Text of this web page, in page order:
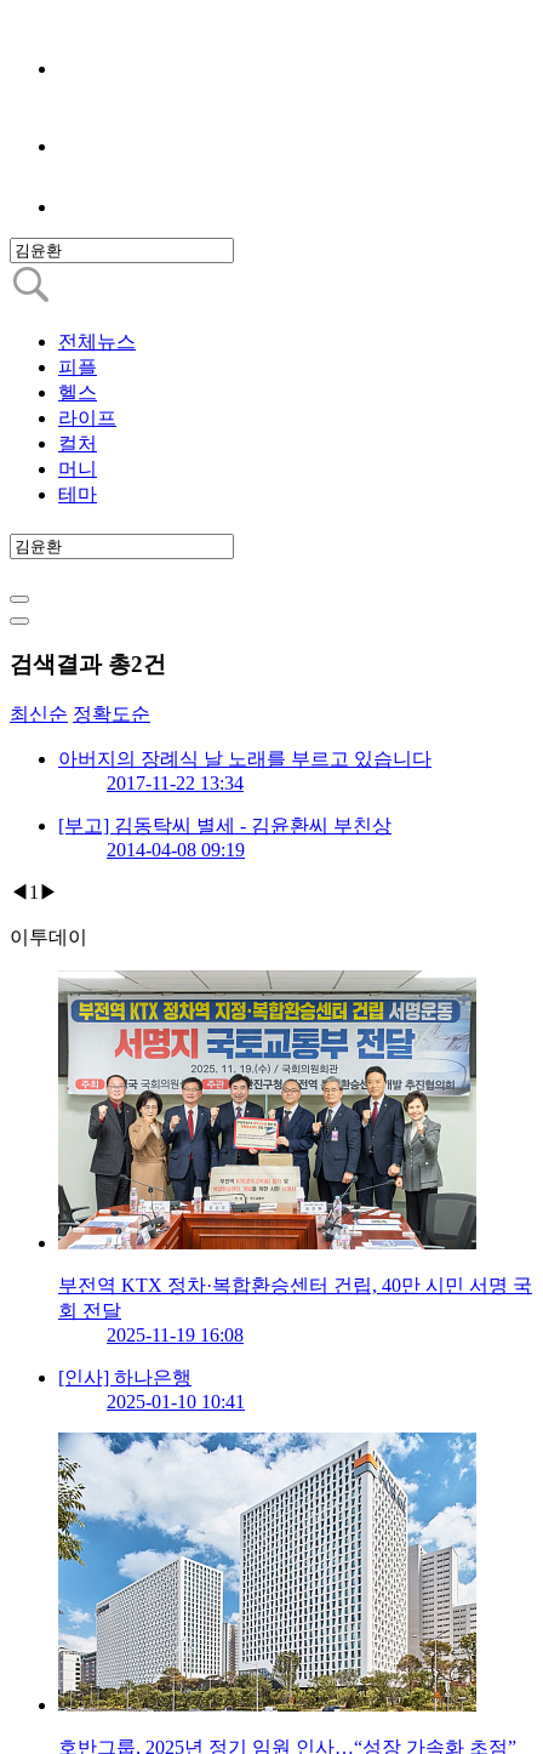
전체뉴스
피플
헬스
라이프
컬처
머니
테마
검색결과 총2건
최신순 정확도순
아버지의 장례식 날 노래를 부르고 있습니다
2017-11-22 13:34
[부고] 김동탁씨 별세 - 김윤환씨 부친상
2014-04-08 09:19
◀ 1 ▶
이투데이
부전역 KTX 정차·복합환승센터 건립, 40만 시민 서명 국
회 전달
2025-11-19 16:08
[인사] 하나은행
2025-01-10 10:41
호반그룹, 2025년 정기 임원 인사…“성장 가속화 초점”